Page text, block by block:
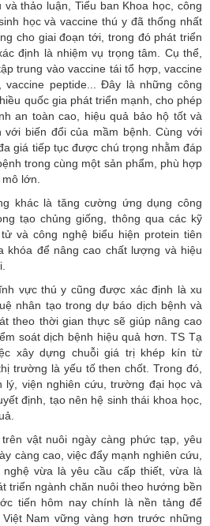
thảo luận, Tiểu ban Khoa học, công
học và vaccine thú y đã thống nhất
cho giai đoạn tới, trong đó phát triển
định là nhiệm vụ trọng tâm. Cụ thể,
trung vào vaccine tái tổ hợp, vaccine
vaccine peptide... Đây là những công
quốc gia phát triển mạnh, cho phép
an toàn cao, hiệu quả bảo hộ tốt và
với biến đổi của mầm bệnh. Cùng với
giá tiếp tục được chú trọng nhằm đáp
trong cùng một sản phẩm, phù hợp
lớn.
khác là tăng cường ứng dụng công
tạo chủng giống, thông qua các kỹ
và công nghệ biểu hiện protein tiên
khóa để nâng cao chất lượng và hiệu
vực thú y cũng được xác định là xu
nhân tạo trong dự báo dịch bệnh và
theo thời gian thực sẽ giúp nâng cao
soát dịch bệnh hiệu quả hơn. TS Tạ
xây dựng chuỗi giá trị khép kín từ
trường là yếu tố then chốt. Trong đó,
lý, viện nghiên cứu, trường đại học và
định, tạo nên hệ sinh thái khoa học,
vật nuôi ngày càng phức tạp, yêu
càng cao, việc đẩy mạnh nghiên cứu,
vừa là yêu cầu cấp thiết, vừa là
triển ngành chăn nuôi theo hướng bền
tiến hôm nay chính là nền tảng để
Nam vững vàng hơn trước những